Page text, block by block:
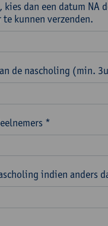
dan een datum NA
kunnen verzenden.
de nascholing (min.
*
indien anders